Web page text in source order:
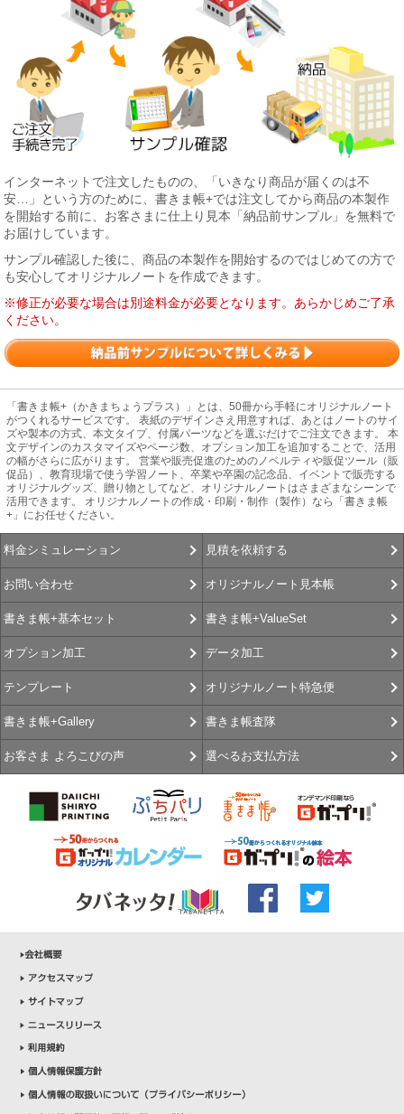
インターネットで注文したものの、「いきなり商品が届くのは不
安…」という方のために、書きま帳+では注文してから商品の本製作
を開始する前に、お客さまに仕上り見本「納品前サンプル」を無料で
お届けしています。
サンプル確認した後に、商品の本製作を開始するのではじめての方で
も安心してオリジナルノートを作成できます。
※修正が必要な場合は別途料金が必要となります。あらかじめご了承
ください。
「書きま帳+（かきまちょうプラス）」とは、50冊から手軽にオリジナルノート
がつくれるサービスです。 表紙のデザインさえ用意すれば、あとはノートのサイ
ズや製本の方式、本文タイプ、付属パーツなどを選ぶだけでご注文できます。 本
文デザインのカスタマイズやページ数、オプション加工を追加することで、活用
の幅がさらに広がります。 営業や販売促進のためのノベルティや販促ツール（販
促品）、教育現場で使う学習ノート、卒業や卒園の記念品、イベントで販売する
オリジナルグッズ、贈り物としてなど、オリジナルノートはさまざまなシーンで
活用できます。 オリジナルノートの作成・印刷・制作（製作）なら「書きま帳
+」にお任せください。
料金シミュレーション 見積を依頼する
お問い合わせ オリジナルノート見本帳
書きま帳+基本セット 書きま帳+ValueSet
オプション加工 データ加工
テンプレート オリジナルノート特急便
書きま帳+Gallery 書きま帳査隊
お客さま よろこびの声 選べるお支払方法